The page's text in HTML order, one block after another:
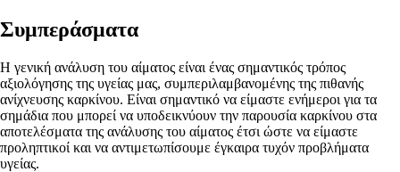
Συμπεράσματα
Η γενική ανάλυση του αίματος είναι ένας σημαντικός τρόπος
αξιολόγησης της υγείας μας, συμπεριλαμβανομένης της πιθανής
ανίχνευσης καρκίνου. Είναι σημαντικό να είμαστε ενήμεροι για τα
σημάδια που μπορεί να υποδεικνύουν την παρουσία καρκίνου στα
αποτελέσματα της ανάλυσης του αίματος έτσι ώστε να είμαστε
προληπτικοί και να αντιμετωπίσουμε έγκαιρα τυχόν προβλήματα
υγείας.